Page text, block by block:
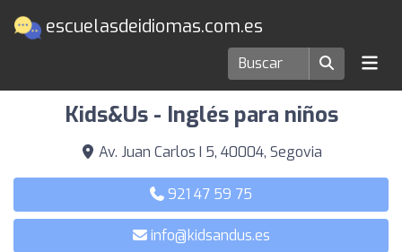
escuelasdeidiomas.com.es
Escuelas de idiomas en Segovia
Kids&Us - Inglés para niños
Av. Juan Carlos I 5, 40004, Segovia
921 47 59 75
info@kidsandus.es